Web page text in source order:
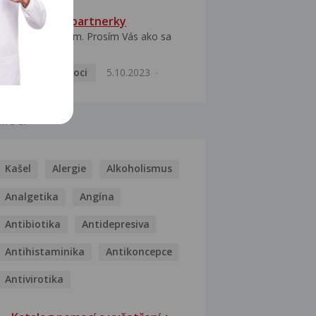
HPV typ 52 u partnerky
Dobrý deň prajem. Prosím Vás ako sa
Pohlavní nemoci
5.10.2023
Kašel Alergie Alkoholismus
Analgetika Angína
Antibiotika Antidepresiva
Antihistaminika Antikoncepce
Antivirotika